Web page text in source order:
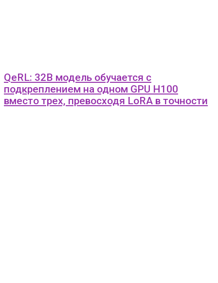
QeRL: 32B модель обучается с
подкреплением на одном GPU H100
вместо трех, превосходя LoRA в точности